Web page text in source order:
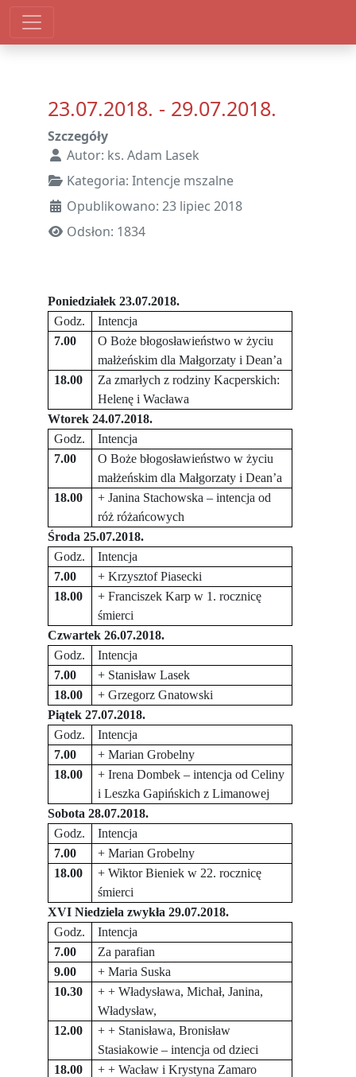
23.07.2018. - 29.07.2018.
Szczegóły
Autor: ks. Adam Lasek
Kategoria: Intencje mszalne
Opublikowano: 23 lipiec 2018
Odsłon: 1834
Poniedziałek 23.07.2018.
Godz.
Intencja
7.00
O Boże błogosławieństwo w życiu
małżeńskim dla Małgorzaty i Dean’a
18.00
Za zmarłych z rodziny Kacperskich:
Helenę i Wacława
Wtorek 24.07.2018.
Godz.
Intencja
7.00
O Boże błogosławieństwo w życiu
małżeńskim dla Małgorzaty i Dean’a
18.00
+ Janina Stachowska – intencja od
róż różańcowych
Środa 25.07.2018.
Godz.
Intencja
7.00
+ Krzysztof Piasecki
18.00
+ Franciszek Karp w 1. rocznicę
śmierci
Czwartek 26.07.2018.
Godz.
Intencja
7.00
+ Stanisław Lasek
18.00
+ Grzegorz Gnatowski
Piątek 27.07.2018.
Godz.
Intencja
7.00
+ Marian Grobelny
18.00
+ Irena Dombek – intencja od Celiny
i Leszka Gapińskich z Limanowej
Sobota 28.07.2018.
Godz.
Intencja
7.00
+ Marian Grobelny
18.00
+ Wiktor Bieniek w 22. rocznicę
śmierci
XVI Niedziela zwykła 29.07.2018.
Godz.
Intencja
7.00
Za parafian
9.00
+ Maria Suska
10.30
+ + Władysława, Michał, Janina,
Władysław,
12.00
+ + Stanisława, Bronisław
Stasiakowie – intencja od dzieci
18.00
+ + Wacław i Krystyna Zamaro